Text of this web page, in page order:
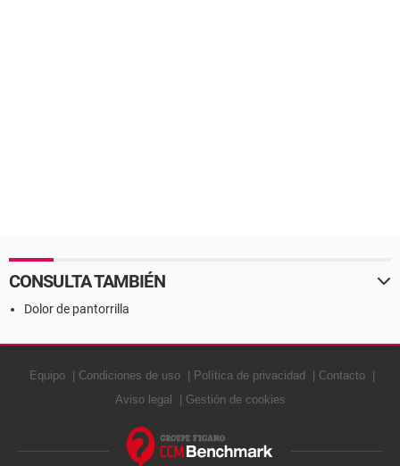
CONSULTA TAMBIÉN
Dolor de pantorrilla
Equipo Condiciones de uso Política de privacidad
Contacto
Aviso legal
Gestión de cookies